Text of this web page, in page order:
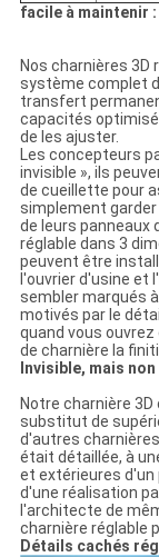
facile à maintenir :
Nos charnières
système complet
transfert
capacités
de les ajuster.
Les concepteurs
invisible », ils
de cueillette pour
simplement
de leurs panneaux
réglable dans 3
peuvent être
l'ouvrier d'usine et
sembler marqués
motivés par le
quand vous
de charnière la
Invisible, mais
Notre charnière
substitut de
d'autres
était détaillée, à
et extérieures
d'une réalisation
l'architecte de
charnière réglable
Détails cachés